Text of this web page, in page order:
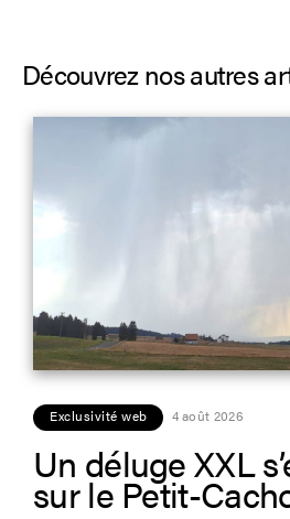
Découvrez nos autres
Exclusivité web 4 août 2026
Un déluge XXL
sur le Petit-